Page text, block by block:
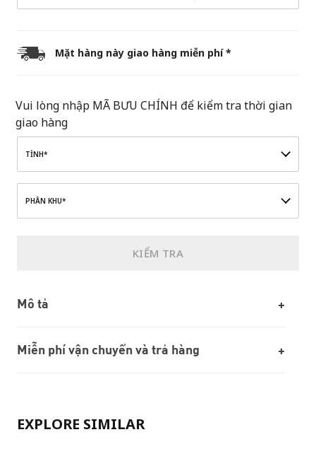
Mặt hàng này giao hàng miễn phí *
Vui lòng nhập MÃ BƯU CHÍNH để kiểm tra thời gian
giao hàng
TỈNH*
PHÂN KHU*
KIỂM TRA
Mô tả
Miễn phí vận chuyển và trả hàng
EXPLORE SIMILAR